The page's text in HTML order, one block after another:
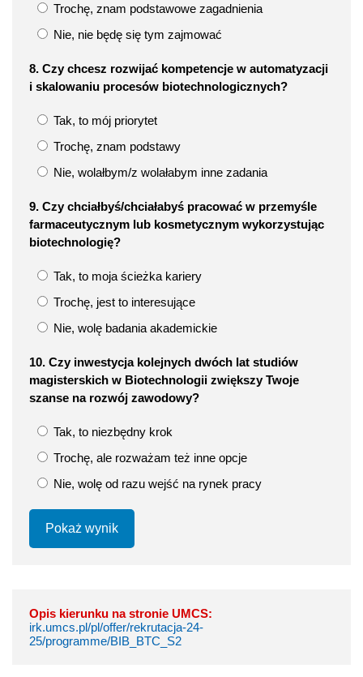
Trochę, znam podstawowe zagadnienia
Nie, nie będę się tym zajmować
8. Czy chcesz rozwijać kompetencje w automatyzacji
i skalowaniu procesów biotechnologicznych?
Tak, to mój priorytet
Trochę, znam podstawy
Nie, wolałbym/z wolałabym inne zadania
9. Czy chciałbyś/chciałabyś pracować w przemyśle
farmaceutycznym lub kosmetycznym wykorzystując
biotechnologię?
Tak, to moja ścieżka kariery
Trochę, jest to interesujące
Nie, wolę badania akademickie
10. Czy inwestycja kolejnych dwóch lat studiów
magisterskich w Biotechnologii zwiększy Twoje
szanse na rozwój zawodowy?
Tak, to niezbędny krok
Trochę, ale rozważam też inne opcje
Nie, wolę od razu wejść na rynek pracy
Pokaż wynik
Opis kierunku na stronie UMCS:
irk.umcs.pl/pl/offer/rekrutacja-24-
25/programme/BIB_BTC_S2